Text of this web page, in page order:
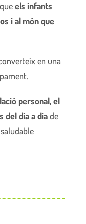
queels infants
i al món que
en una
personal, el
del dia a diade